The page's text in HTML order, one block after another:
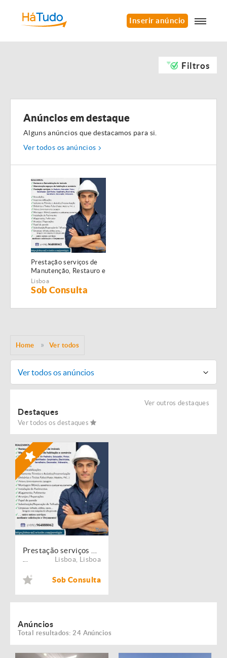
Inserir anúncio
Filtros
Anúncios em destaque
Alguns anúncios que destacamos para si.
Ver todos os anúncios
Prestação serviços de
Manutenção, Restauro e
Remodelação de
imóveis!
Lisboa
Sob Consulta
Home Ver todos
Ver todos os anúncios
Ver outros destaques
Destaques
Ver todos os destaques
Lisboa Lisboa
Sob Consulta
Anúncios
Total resultados: 24 Anúncios